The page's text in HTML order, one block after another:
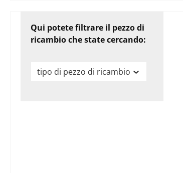
Qui potete filtrare il pezzo di
ricambio che state cercando:
tipo di pezzo di ricambio